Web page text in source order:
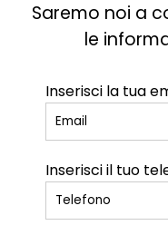
Saremo noi a
le
Inserisci la tua
Inserisci il tuo